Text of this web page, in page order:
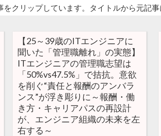
クリップしています。タイトルから元記
【25～39歳のITエンジニアに
聞いた「管理職離れ」の実態】
ITエンジニアの管理職志望は
「50%vs47.5%」で拮抗。意欲
を削ぐ“責任と報酬のアンバラ
ンス”が浮き彫りに～報酬・働
き方・キャリアパスの再設計
が、エンジニア組織の未来を左
右する～